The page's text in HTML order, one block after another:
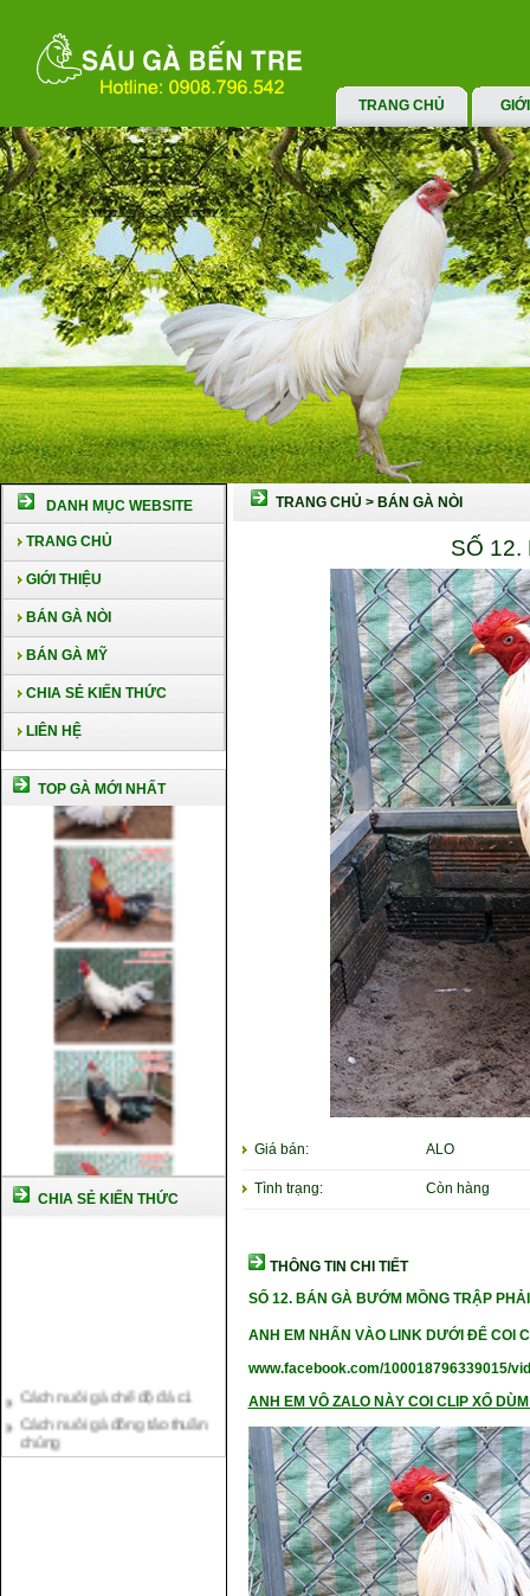
TRANG CHỦ
DANH MỤC WEBSITE
TRANG CHỦ
GIỚI THIỆU
BÁN GÀ NÒI
BÁN GÀ MỸ
CHIA SẺ KIẾN THỨC
LIÊN HỆ
TOP GÀ MỚI NHẤT
CHIA SẺ KIẾN THỨC
Cách nuôi gà đông tảo thuần
chủng
Kỹ thuật nuôi gà con mới nở
TRANG CHỦ > BÁN GÀ NÒI
SỐ 12.
Giá bán: ALO
Tình trạng: Còn hàng
THÔNG TIN CHI TIẾT
SỐ 12. BÁN GÀ BƯỚM MỒNG TRẬP
ANH EM NHẤN VÀO LINK DƯỚI ĐỂ COI
www.facebook.com/100018796339015/
ANH EM VÔ ZALO NÀY COI CLIP XỔ